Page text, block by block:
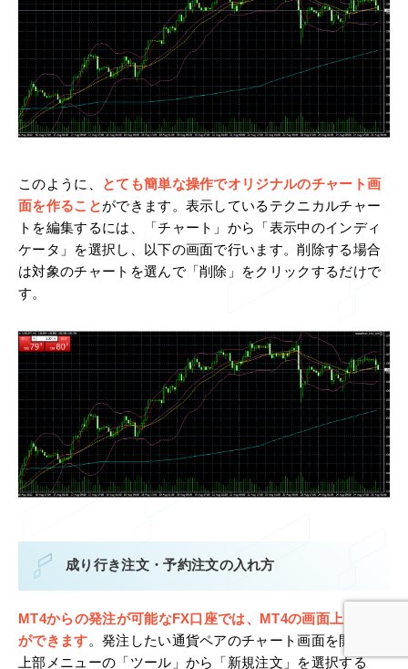
このように、
とても簡単な操作でオリジナルのチャート画
面を作ることができます。表示しているテクニカルチャー
トを編集するには、「チャート」から「表示中のインディ
ケータ」を選択し、以下の画面で行います。削除する場合
は対象のチャートを選んで「削除」をクリックするだけで
す。
成り行き注文・予約注文の入れ方
MT4からの発注が可能なFX口座では、MT4の画面上で売買
ができます。発注したい通貨ペアのチャート画面を開き、
上部メニューの「ツール」から「新規注文」を選択する